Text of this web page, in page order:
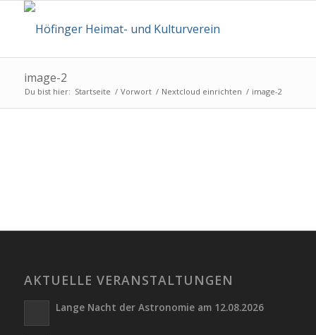
image-2
Du bist hier: Startseite / Vorwort / Nextcloud einrichten / image-2
AKTUELLE VERANSTALTUNGEN
Lange Nacht der Astronomie am 12.08.2026